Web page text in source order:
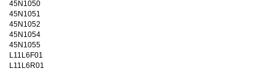
45N1050
45N1051
45N1052
45N1054
45N1055
L11L6F01
L11L6R01